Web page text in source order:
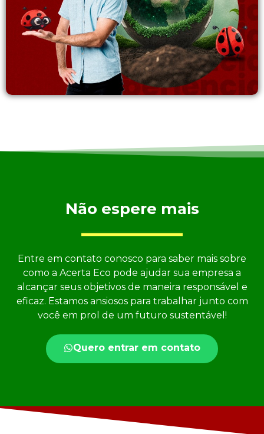
Não espere mais
Entre em contato conosco para saber mais sobre
como a Acerta Eco pode ajudar sua empresa a
alcançar seus objetivos de maneira responsável e
eficaz. Estamos ansiosos para trabalhar junto com
você em prol de um futuro sustentável!
Quero entrar em contato